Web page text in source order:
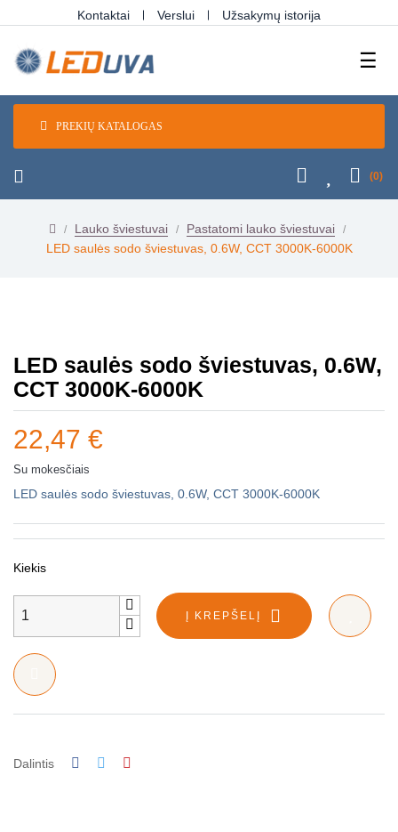
Kontaktai Verslui Užsakymų istorija
☰
PREKIŲ KATALOGAS
(0)
Lauko šviestuvai
Pastatomi lauko šviestuvai
LED saulės sodo šviestuvas, 0.6W, CCT 3000K-6000K
LED saulės sodo šviestuvas, 0.6W,
CCT 3000K-6000K
22,47 €
Su mokesčiais
LED saulės sodo šviestuvas, 0.6W, CCT 3000K-6000K
Kiekis
Į KREPŠELĮ
Dalintis